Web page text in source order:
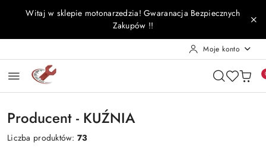
Przejdź do treści głównej
Przejdź do wyszukiwarki
Przejdź do moje konto
Przejdź do menu głównego
Przejdź do stopki
Witaj w sklepie motonarzedzia! Gwaranacja Bezpiecznych
Zakupów !!
Moje konto
Producent - KUŹNIA
Liczba produktów:73